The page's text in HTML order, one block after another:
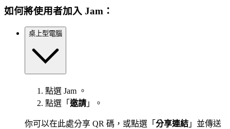
如何將使用者加入 Jam：
桌上型電腦
點選 Jam 。
點選「 邀請 」。
你可以在此處分享 QR 碼，或點選「 分享連結 」並傳送